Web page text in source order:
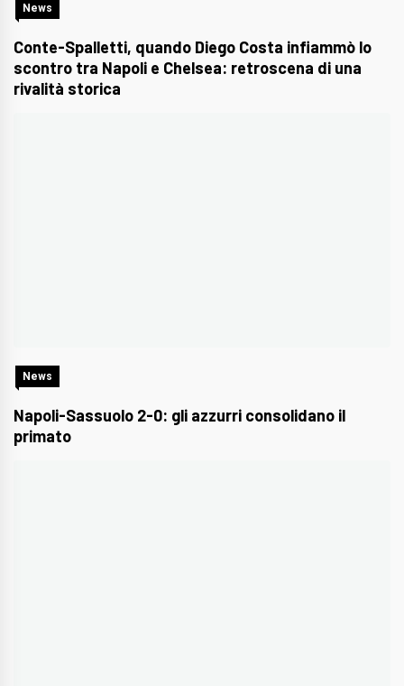
News
Conte-Spalletti, quando Diego Costa infiammò lo
scontro tra Napoli e Chelsea: retroscena di una
rivalità storica
News
Napoli-Sassuolo 2-0: gli azzurri consolidano il
primato